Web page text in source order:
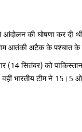
की घोषणा कर दी
आतंकी अटैक के पश्चात के
(14 सितंबर) को
भारतीय टीम ने